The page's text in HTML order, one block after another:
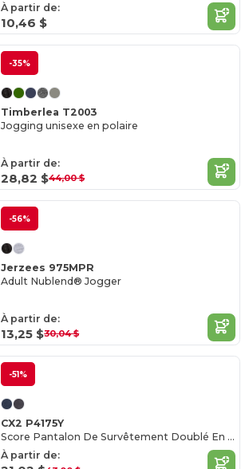
À partir de:
10,46 $
-35%
Timberlea T2003
Jogging unisexe en polaire
À partir de:
28,82 $44,00 $
-56%
Jerzees 975MPR
Adult Nublend® Jogger
À partir de:
13,25 $30,04 $
-51%
CX2 P4175Y
Score Pantalon De Survêtement Doublé En Filet
À partir de: